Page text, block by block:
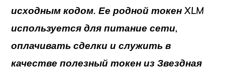
исходным кодом. Ее родной токен XLM
используется дляпитание сети,
оплачивать сделки и служить в
качествеполезный токенизЗвездная